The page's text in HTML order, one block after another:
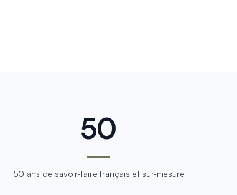
50
50 ans de savoir-faire français et sur-mesure